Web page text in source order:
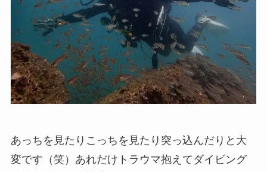
あっちを見たりこっちを見たり突っ込んだりと大
変です（笑）あれだけトラウマ抱えてダイビング